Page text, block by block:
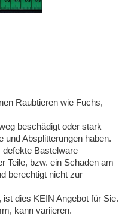
Raubtieren wie Fuchs,
beschädigt oder stark
und Absplitterungen haben.
defekte Bastelware
Teile, bzw. ein Schaden am
berechtigt nicht zur
dies KEIN Angebot für Sie.
kann variieren.